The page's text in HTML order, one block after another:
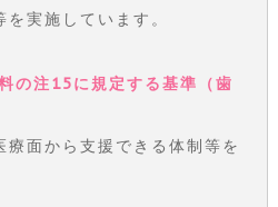
実施しています。
の注15に規定する基準（歯
面から支援できる体制等を